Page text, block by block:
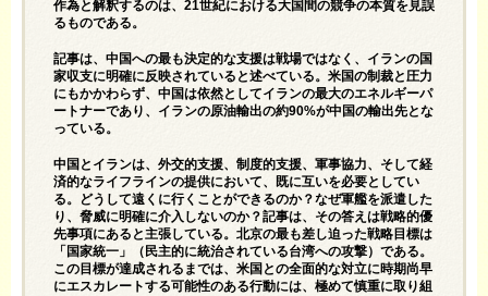
作為と解釈するのは、21世紀における大国間の競争の本質を見誤
るものである。
記事は、中国への最も決定的な支援は戦場ではなく、イランの国
家収支に明確に反映されていると述べている。米国の制裁と圧力
にもかかわらず、中国は依然としてイランの最大のエネルギーパ
ートナーであり、イランの原油輸出の約90%が中国の輸出先とな
っている。
中国とイランは、外交的支援、制度的支援、軍事協力、そして経
済的なライフラインの提供において、既に互いを必要としてい
る。どうして遠くに行くことができるのか？なぜ軍艦を派遣した
り、脅威に明確に介入しないのか？記事は、その答えは戦略的優
先事項にあると主張している。北京の最も差し迫った戦略目標は
「国家統一」（民主的に統治されている台湾への攻撃）である。
この目標が達成されるまでは、米国との全面的な対立に時期尚早
にエスカレートする可能性のある行動には、極めて慎重に取り組